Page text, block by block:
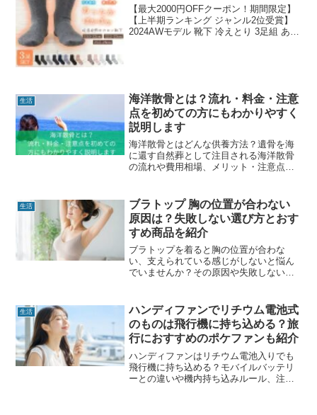
【最大2000円OFFクーポン！期間限定】
【上半期ランキング ジャンル2位受賞】
2024AWモデル 靴下 冷えとり 3足組 あっ
生活
海洋散骨とは？流れ・料金・注意
点を初めての方にもわかりやすく
説明します
海洋散骨とはどんな供養方法？遺骨を海
に還す自然葬として注目される海洋散骨
の流れや費用相場、メリット・注意点を
骨サービスを利用するポイントも紹介し
ます。
生活
ブラトップ 胸の位置が合わない
原因は？失敗しない選び方とおす
すめ商品を紹介
ブラトップを着ると胸の位置が合わな
い、支えられている感じがしないと悩ん
でいませんか？その原因や失敗しない選
わった人気ブラトップ「ブラインキャミ
ソール クール」の口コミや特徴も詳しく
紹介します
生活
ハンディファンでリチウム電池式
のものは飛行機に持ち込める？旅
行におすすめのポケファンも紹介
ハンディファンはリチウム電池入りでも
飛行機に持ち込める？モバイルバッテリ
ーとの違いや機内持ち込みルール、注意